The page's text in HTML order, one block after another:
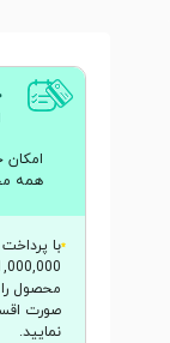
امکان
همه
با
محصول
صورت
نمایید.